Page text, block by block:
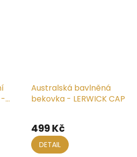
Australská bavlněná
bekovka - LERWICK CAP
hodnocení
produktu
je
5,0
499 Kč
DETAIL